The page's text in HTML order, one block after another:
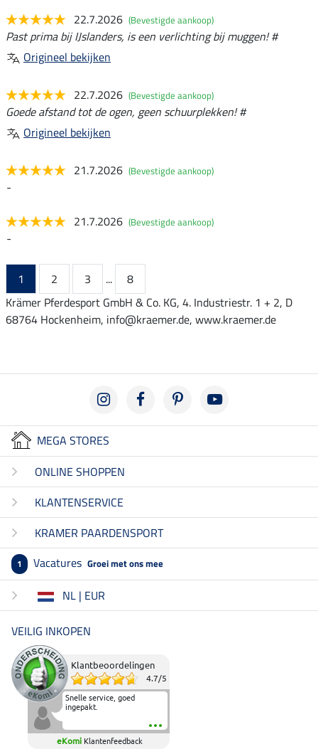
22.7.2026 (Bevestigde aankoop)
Past prima bij IJslanders, is een verlichting bij muggen! #
Origineel bekijken
22.7.2026 (Bevestigde aankoop)
Goede afstand tot de ogen, geen schuurplekken! #
Origineel bekijken
21.7.2026 (Bevestigde aankoop)
-
21.7.2026 (Bevestigde aankoop)
-
1 2 3 ...
8
Krämer Pferdesport GmbH & Co. KG, 4. Industriestr. 1 + 2, D
68764 Hockenheim, info@kraemer.de, www.kraemer.de
MEGA STORES
ONLINE SHOPPEN
KLANTENSERVICE
KRAMER PAARDENSPORT
1 Vacatures Groei met ons mee
NL | EUR
VEILIG INKOPEN
Klantbeoordelingen
4.7/5
Snelle service, goed
ingepakt.
eKomi Klantenfeedback